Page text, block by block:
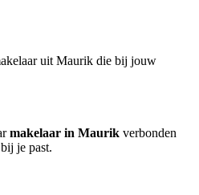
uit Maurik die bij jouw
makelaar in Maurik verbonden
je past.